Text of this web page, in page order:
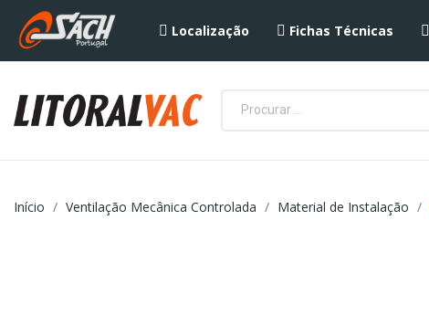
Localização Fichas Técnicas
Início Ventilação Mecânica Controlada Material de Instalação